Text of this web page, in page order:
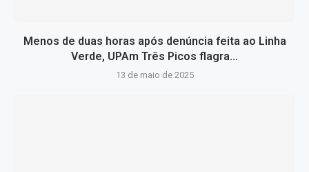
Menos de duas horas após denúncia feita ao Linha
Verde, UPAm Três Picos flagra...
13 de maio de 2025